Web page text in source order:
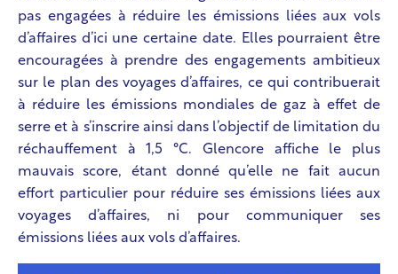
pas engagées à réduire les émissions liées aux vols
d’affaires d’ici une certaine date. Elles pourraient être
encouragées à prendre des engagements ambitieux
sur le plan des voyages d’affaires, ce qui contribuerait
à réduire les émissions mondiales de gaz à effet de
serre et à s’inscrire ainsi dans l’objectif de limitation du
réchauffement à 1,5 °C. Glencore affiche le plus
mauvais score, étant donné qu’elle ne fait aucun
effort particulier pour réduire ses émissions liées aux
voyages d’affaires, ni pour communiquer ses
émissions liées aux vols d’affaires.